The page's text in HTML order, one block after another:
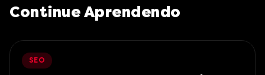
Continue Aprendendo
SEO